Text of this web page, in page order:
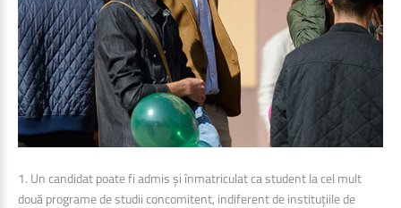
1. Un candidat poate fi admis și înmatriculat ca student la cel mult
două programe de studii concomitent, indiferent de instituțiile de